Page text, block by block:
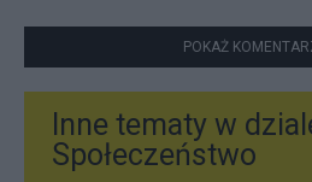
POKAŻ
Inne tematy w
Społeczeństwo